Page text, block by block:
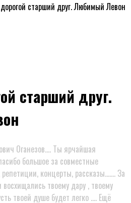
старший друг. Любимый Левон
старший друг.
Оганезов…. Ты ярчайшая
большое за совместные
концерты, рассказы……. За
твоему дару , твоему
твоей душе будет легко …. Ещё